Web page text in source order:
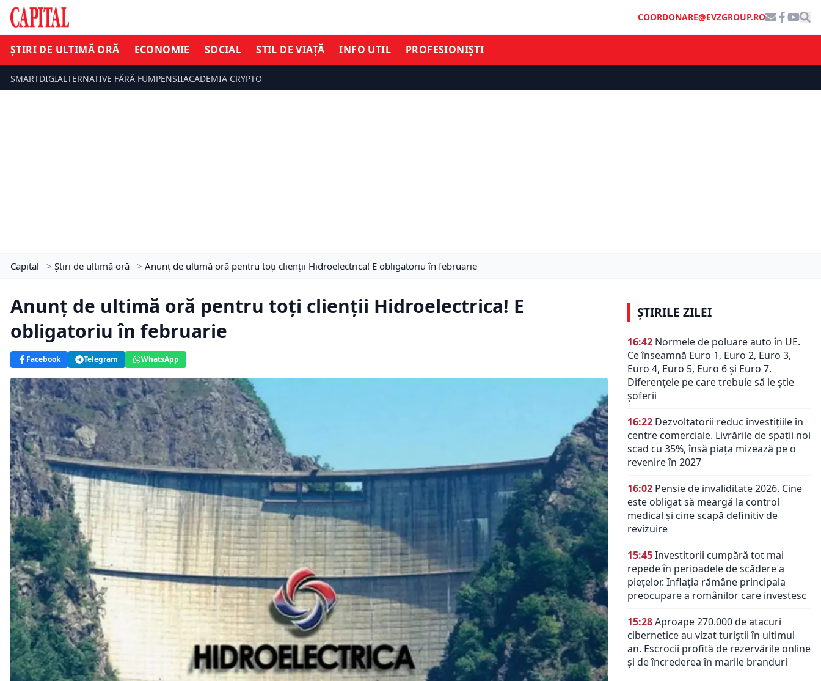
COORDONARE@EVZGROUP.RO
ȘTIRI DE ULTIMĂ ORĂ ECONOMIE SOCIAL STIL DE VIAȚĂ INFO UTIL PROFESIONIȘTI
SMARTDIGIALTERNATIVE FĂRĂ FUMPENSIIACADEMIA CRYPTO
Capital > Știri de ultimă oră > Anunț de ultimă oră pentru toți clienții Hidroelectrica! E obligatoriu în februarie
Anunț de ultimă oră pentru toți clienții Hidroelectrica! E
obligatoriu în februarie
Facebook Telegram WhatsApp
ȘTIRILE ZILEI
16:42 Normele de poluare auto în UE.
Ce înseamnă Euro 1, Euro 2, Euro 3,
Euro 4, Euro 5, Euro 6 și Euro 7.
Diferențele pe care trebuie să le știe
șoferii
16:22 Dezvoltatorii reduc investițiile în
centre comerciale. Livrările de spații noi
scad cu 35%, însă piața mizează pe o
revenire în 2027
16:02 Pensie de invaliditate 2026. Cine
este obligat să meargă la control
medical și cine scapă definitiv de
revizuire
15:45Investitorii cumpără tot mai
repede în perioadele de scădere a
piețelor. Inflația rămâne principala
preocupare a românilor care investesc
15:28Aproape 270.000 de atacuri
cibernetice au vizat turiștii în ultimul
an. Escrocii profită de rezervările online
și de încrederea în marile branduri